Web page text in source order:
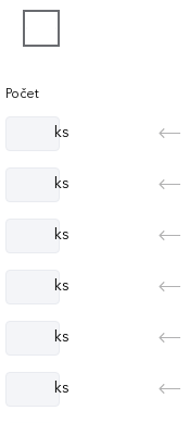
Počet
ks
ks
ks
ks
ks
ks